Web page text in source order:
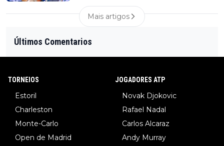
Mais artigos
Últimos Comentarios
TORNEIOS
Estoril
Charleston
Monte-Carlo
Open de Madrid
JOGADORES ATP
Novak Djokovic
Rafael Nadal
Carlos Alcaraz
Andy Murray